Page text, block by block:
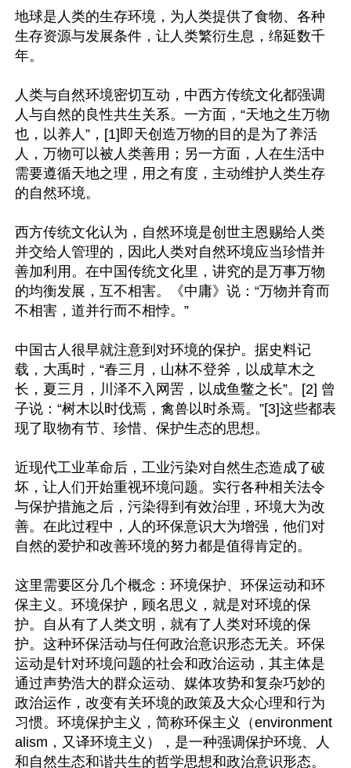
地球是人类的生存环境，为人类提供了食物、各种
生存资源与发展条件，让人类繁衍生息，绵延数千
年。
人类与自然环境密切互动，中西方传统文化都强调
人与自然的良性共生关系。一方面，“天地之生万物
也，以养人”，[1]即天创造万物的目的是为了养活
人，万物可以被人类善用；另一方面，人在生活中
需要遵循天地之理，用之有度，主动维护人类生存
的自然环境。
西方传统文化认为，自然环境是创世主恩赐给人类
并交给人管理的，因此人类对自然环境应当珍惜并
善加利用。在中国传统文化里，讲究的是万事万物
的均衡发展，互不相害。《中庸》说：“万物并育而
不相害，道并行而不相悖。”
中国古人很早就注意到对环境的保护。据史料记
载，大禹时，“春三月，山林不登斧，以成草木之
长，夏三月，川泽不入网罟，以成鱼鳖之长”。[2] 曾
子说：“树木以时伐焉，禽兽以时杀焉。”[3]这些都表
现了取物有节、珍惜、保护生态的思想。
近现代工业革命后，工业污染对自然生态造成了破
坏，让人们开始重视环境问题。实行各种相关法令
与保护措施之后，污染得到有效治理，环境大为改
善。在此过程中，人的环保意识大为增强，他们对
自然的爱护和改善环境的努力都是值得肯定的。
这里需要区分几个概念：环境保护、环保运动和环
保主义。环境保护，顾名思义，就是对环境的保
护。自从有了人类文明，就有了人类对环境的保
护。这种环保活动与任何政治意识形态无关。环保
运动是针对环境问题的社会和政治运动，其主体是
通过声势浩大的群众运动、媒体攻势和复杂巧妙的
政治运作，改变有关环境的政策及大众心理和行为
习惯。环境保护主义，简称环保主义（environment
alism，又译环境主义），是一种强调保护环境、人
和自然生态和谐共生的哲学思想和政治意识形态。